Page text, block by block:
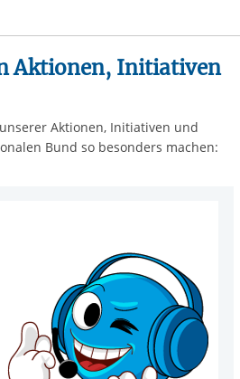
Aktionen, Initiativen
Aktionen, Initiativen und
Bund so besonders machen: